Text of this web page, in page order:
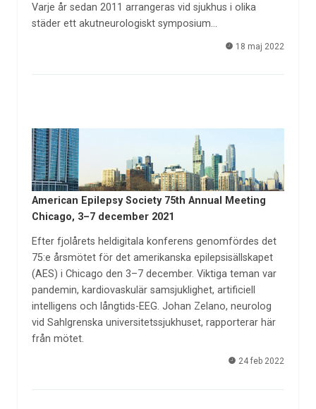
Varje år sedan 2011 arrangeras vid sjukhus i olika
städer ett akutneurologiskt symposium…
18 maj 2022
American Epilepsy Society 75th Annual Meeting
Chicago, 3–7 december 2021
Efter fjolårets heldigitala konferens genomfördes det
75:e årsmötet för det amerikanska epilepsisällskapet
(AES) i Chicago den 3–7 december. Viktiga teman var
pandemin, kardiovaskulär samsjuklighet, artificiell
intelligens och långtids-EEG. Johan Zelano, neurolog
vid Sahlgrenska universitetssjukhuset, rapporterar här
från mötet.
24 feb 2022